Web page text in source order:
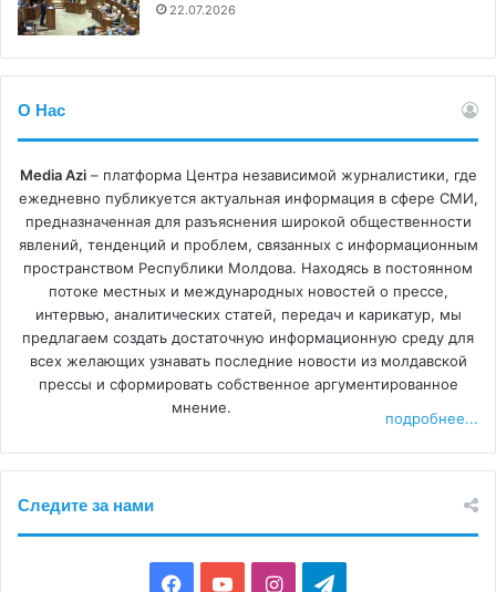
22.07.2026
О Нас
Media Azi– платформа Центра независимой журналистики, где
ежедневно публикуется актуальная информация в сфере СМИ,
предназначенная для разъяснения широкой общественности
явлений, тенденций и проблем, связанных с информационным
пространством Республики Молдова. Находясь в постоянном
потоке местных и международных новостей о прессе,
интервью, аналитических статей, передач и карикатур, мы
предлагаем создать достаточную информационную среду для
всех желающих узнавать последние новости из молдавской
прессы и сформировать собственное аргументированное
мнение.
подробнее...
Следите за нами
I